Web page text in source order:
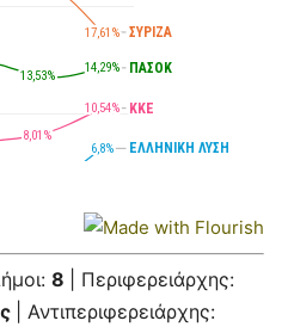
8
| Περιφερειάρχης:
| Αντιπεριφερειάρχης: